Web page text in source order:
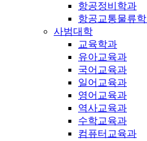
항공정비학과
항공교통물류
사범대학
교육학과
유아교육과
국어교육과
일어교육과
영어교육과
역사교육과
수학교육과
컴퓨터교육과